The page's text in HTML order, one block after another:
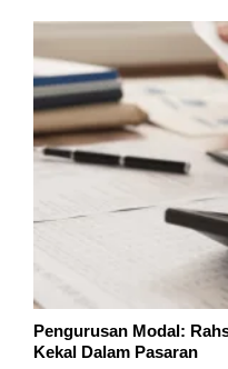
Pengurusan Modal:
Kekal Dalam Pasaran